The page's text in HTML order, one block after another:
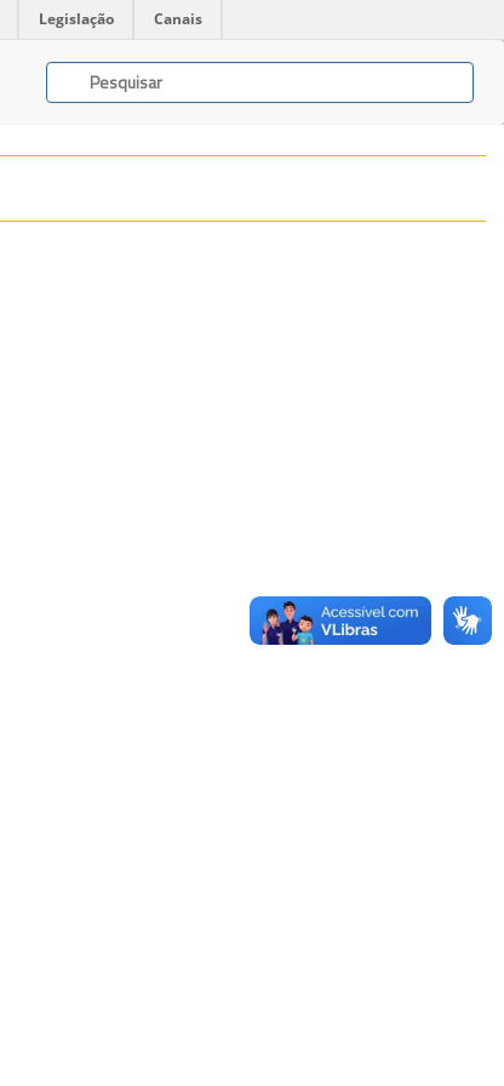
Legislação Canais